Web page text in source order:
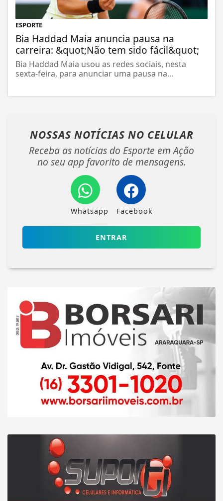
ESPORTE
Bia Haddad Maia anuncia pausa na
carreira: &quot;Não tem sido fácil&quot;
Bia Haddad Maia usou as redes sociais, nesta
sexta-feira, para anunciar uma pausa na...
NOSSAS NOTÍCIAS NO CELULAR
Receba as notícias do Esporte em Ação
no seu app favorito de mensagens.
Whatsapp Facebook
ENTRAR